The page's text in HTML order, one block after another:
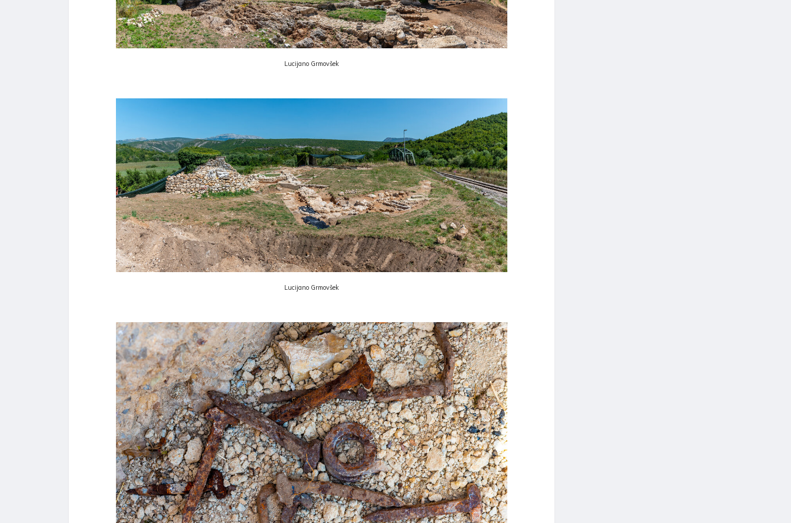
Lucijano Grmovšek
Lucijano Grmovšek